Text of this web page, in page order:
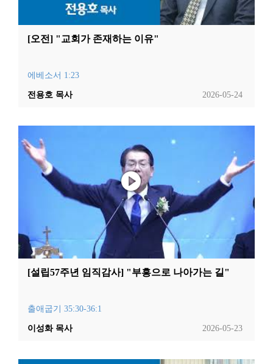
[오전] "교회가 존재하는 이유"
에베소서 1:23
2026-05-24
전용호 목사
[설립57주년 임직감사] "부흥으로 나아가는 길"
출애굽기 35:30-36:1
2026-05-23
이성화 목사